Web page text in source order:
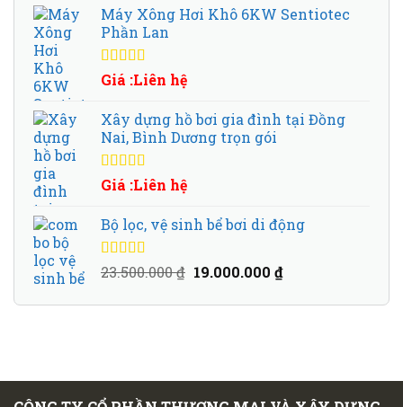
Máy Xông Hơi Khô 6KW Sentiotec
Phần Lan
Được xếp
Giá :Liên hệ
Xây dựng hồ bơi gia đình tại Đồng
Nai, Bình Dương trọn gói
Được xếp
Giá :Liên hệ
Bộ lọc, vệ sinh bể bơi di động
Được xếp
23.500.000₫ Giá
là:
19.000.000 ₫Giá
tại